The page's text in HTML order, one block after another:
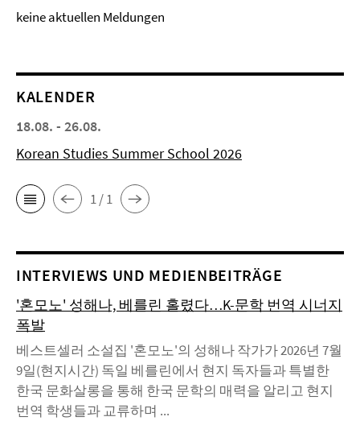
keine aktuellen Meldungen
KALENDER
18.08. - 26.08.
Korean Studies Summer School 2026
1 / 1
INTERVIEWS UND MEDIENBEITRÄGE
'혼모노' 성해나, 베를린 홀렸다…K-문학 번역 시너지
폭발
베스트셀러 소설집 '혼모노'의 성해나 작가가 2026년 7월
9일(현지시간) 독일 베를린에서 현지 독자들과 특별한
한국 문화살롱을 통해 한국 문학의 매력을 알리고 현지
번역 학생들과 교류하며 ...